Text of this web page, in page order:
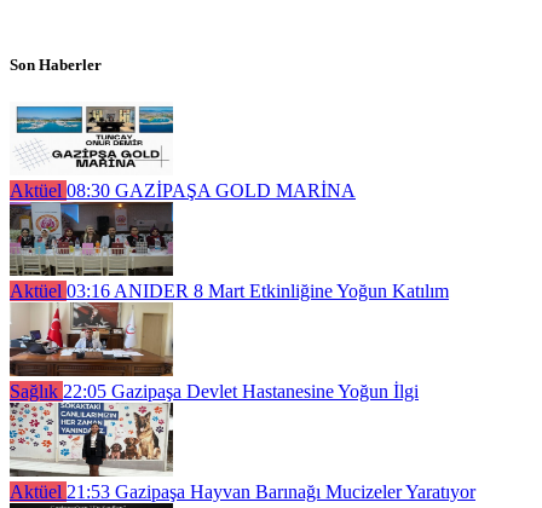
Son Haberler
Aktüel 08:30 GAZİPAŞA GOLD MARİNA
Aktüel 03:16 ANIDER 8 Mart Etkinliğine Yoğun Katılım
Sağlık 22:05 Gazipaşa Devlet Hastanesine Yoğun İlgi
Aktüel 21:53 Gazipaşa Hayvan Barınağı Mucizeler Yaratıyor